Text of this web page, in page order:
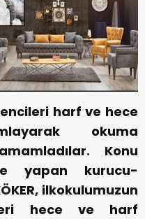
harf ve hece
okuma
Konu
yapan kurucu-
ilkokulumuzun
hece ve harf